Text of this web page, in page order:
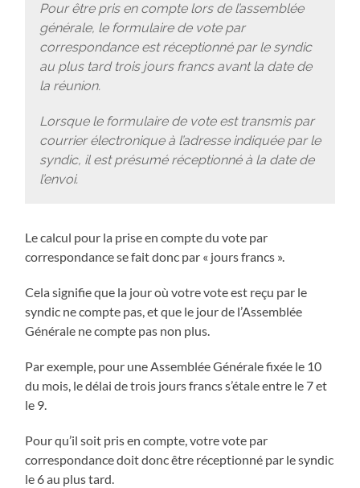
Pour être pris en compte lors de l’assemblée
générale, le formulaire de vote par
correspondance est réceptionné par le syndic
au plus tard trois jours francs avant la date de
la réunion.
Lorsque le formulaire de vote est transmis par
courrier électronique à l’adresse indiquée par le
syndic, il est présumé réceptionné à la date de
l’envoi.
Le calcul pour la prise en compte du vote par
correspondance se fait donc par « jours francs ».
Cela signifie que la jour où votre vote est reçu par le
syndic ne compte pas, et que le jour de l’Assemblée
Générale ne compte pas non plus.
Par exemple, pour une Assemblée Générale fixée le 10
du mois, le délai de trois jours francs s’étale entre le 7 et
le 9.
Pour qu’il soit pris en compte, votre vote par
correspondance doit donc être réceptionné par le syndic
le 6 au plus tard.